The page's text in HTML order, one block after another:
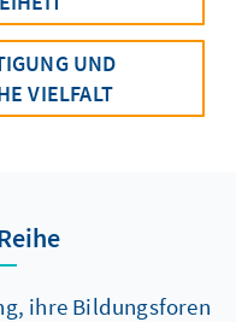
UND
VIELFALT
ihre Bildungsforen